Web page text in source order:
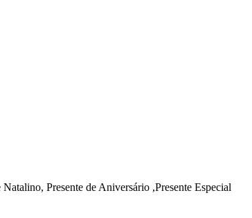
Presente de Aniversário ,Presente Especial